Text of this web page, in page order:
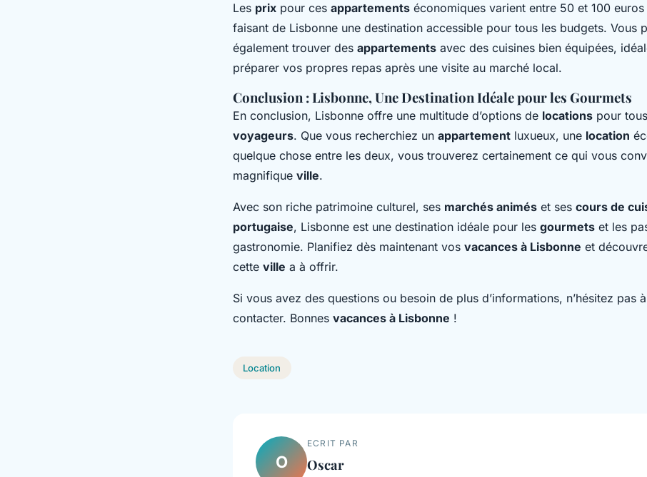
Les prix pour ces appartements économiques varient entre 50 et 100
faisant de Lisbonne une destination accessible pour tous les budgets. Vous
également trouver des appartements avec des cuisines bien équipées,
préparer vos propres repas après une visite au marché local.
Conclusion : Lisbonne, Une Destination Idéale pour les Gourmets
En conclusion, Lisbonne offre une multitude d’options de locations pour
voyageurs. Que vous recherchiez un appartement luxueux, une location
quelque chose entre les deux, vous trouverez certainement ce qui vous
magnifique ville.
Avec son riche patrimoine culturel, ses marchés animés et ses cours de
portugaise, Lisbonne est une destination idéale pour les gourmets et les
gastronomie. Planifiez dès maintenant vos vacances à Lisbonne et
cette ville a à offrir.
Si vous avez des questions ou besoin de plus d’informations, n’hésitez pas
contacter. Bonnes vacances à Lisbonne !
Location
O
ECRIT PAR
Oscar